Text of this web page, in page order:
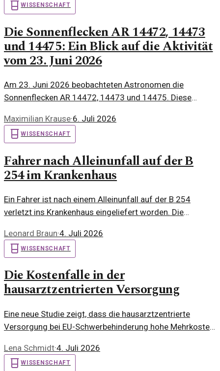
WISSENSCHAFT
Die Sonnenflecken AR 14472, 14473
und 14475: Ein Blick auf die Aktivität
vom 23. Juni 2026
Am 23. Juni 2026 beobachteten Astronomen die
Sonnenflecken AR 14472, 14473 und 14475. Diese
mögliche Auswirkungen auf die Erde.
Maximilian Krause·6. Juli 2026
WISSENSCHAFT
Fahrer nach Alleinunfall auf der B
254 im Krankenhaus
Ein Fahrer ist nach einem Alleinunfall auf der B 254
verletzt ins Krankenhaus eingeliefert worden. Die
Leonard Braun·4. Juli 2026
WISSENSCHAFT
Die Kostenfalle in der
hausarztzentrierten Versorgung
Eine neue Studie zeigt, dass die hausarztzentrierte
Versorgung bei EU-Schwerbehinderung hohe Mehrkosten
Lena Schmidt·4. Juli 2026
WISSENSCHAFT